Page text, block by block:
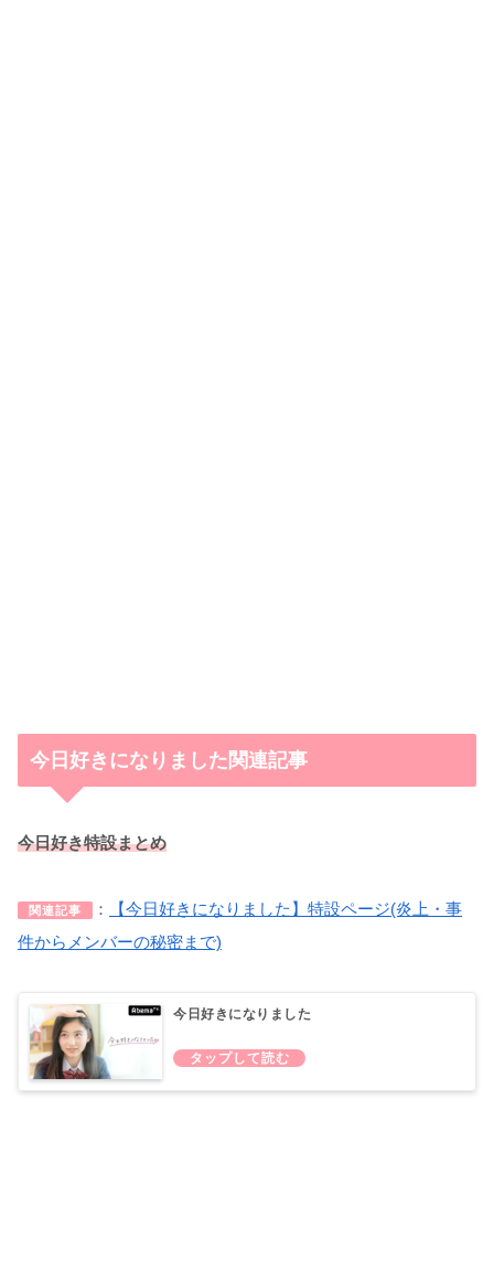
今日好きになりました関連記事
今日好き特設まとめ
関連記事 ：
【今日好きになりました】特設ページ(炎上・事
件からメンバーの秘密まで)
今日好きになりました